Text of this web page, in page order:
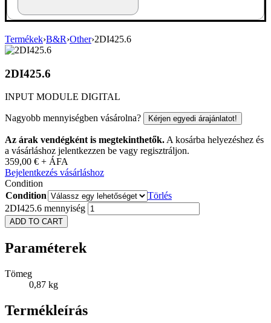
Termékek›B&R›Other›2DI425.6
2DI425.6
INPUT MODULE DIGITAL
Nagyobb mennyiségben vásárolna? Kérjen egyedi árajánlatot!
Az árak vendégként is megtekinthetők.A kosárba helyezéshez és
a vásárláshoz jelentkezzen be vagy regisztráljon.
359,00 € + ÁFA
Bejelentkezés vásárláshoz
Condition
Condition
Törlés
2DI425.6 mennyiség
ADD TO CART
Paraméterek
Tömeg
0,87 kg
Termékleírás